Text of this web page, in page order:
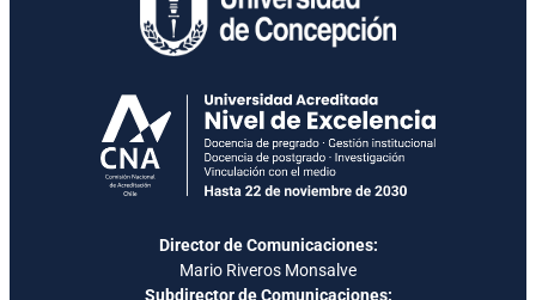
Director de Comunicaciones:
Mario Riveros Monsalve
Subdirector de Comunicaciones: